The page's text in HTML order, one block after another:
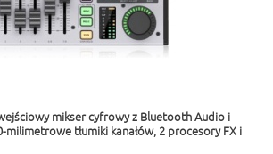
mikser cyfrowy z Bluetooth Audio i
milimetrowe tłumiki kanałów, 2 procesory FX i